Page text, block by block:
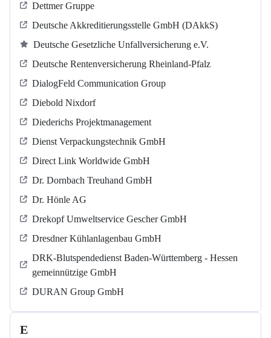
Dettmer Gruppe
Deutsche Akkreditierungsstelle GmbH (DAkkS)
Deutsche Gesetzliche Unfallversicherung e.V.
Deutsche Rentenversicherung Rheinland-Pfalz
DialogFeld Communication Group
Diebold Nixdorf
Diederichs Projektmanagement
Dienst Verpackungstechnik GmbH
Direct Link Worldwide GmbH
Dr. Dornbach Treuhand GmbH
Dr. Hönle AG
Drekopf Umweltservice Gescher GmbH
Dresdner Kühlanlagenbau GmbH
DRK-Blutspendedienst Baden-Württemberg - Hessen
gemeinnützige GmbH
DURAN Group GmbH
E